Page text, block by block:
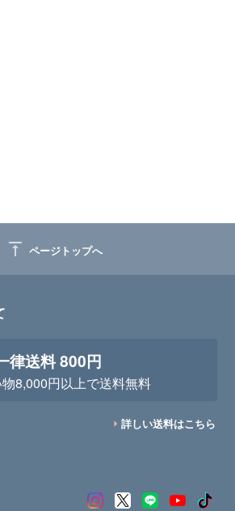
vertical_align_top ページトップへ
律送料 800円
8,000円以上で送料無料
詳しい送料はこちら